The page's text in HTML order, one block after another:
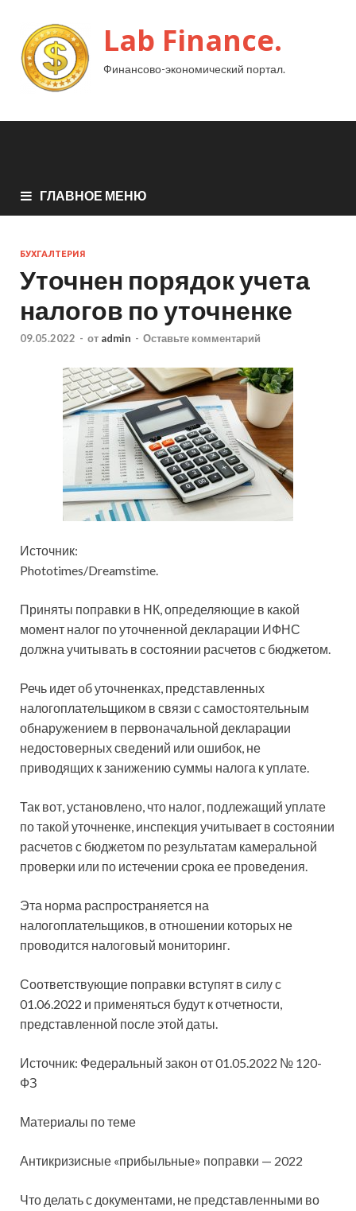
Lab Finance.
Финансово-экономический портал.
ГЛАВНОЕ МЕНЮ
БУХГАЛТЕРИЯ
Уточнен порядок учета
налогов по уточненке
09.05.2022 - от admin - Оставьте комментарий
Источник:
Phototimes/Dreamstime.
Приняты поправки в НК, определяющие в какой
момент налог по уточненной декларации ИФНС
должна учитывать в состоянии расчетов с бюджетом.
Речь идет об уточненках, представленных
налогоплательщиком в связи с самостоятельным
обнаружением в первоначальной декларации
недостоверных сведений или ошибок, не
приводящих к занижению суммы налога к уплате.
Так вот, установлено, что налог, подлежащий уплате
по такой уточненке, инспекция учитывает в состоянии
расчетов с бюджетом по результатам камеральной
проверки или по истечении срока ее проведения.
Эта норма распространяется на
налогоплательщиков, в отношении которых не
проводится налоговый мониторинг.
Соответствующие поправки вступят в силу с
01.06.2022 и применяться будут к отчетности,
представленной после этой даты.
Источник: Федеральный закон от 01.05.2022 № 120-
ФЗ
Материалы по теме
Антикризисные «прибыльные» поправки — 2022
Что делать с документами, не представленными во